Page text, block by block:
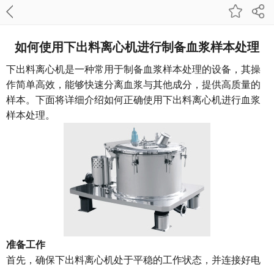
如何使用下出料离心机进行制备血浆样本处理
下出料离心机是一种常用于制备血浆样本处理的设备，其操
作简单高效，能够快速分离血浆与其他成分，提供高质量的
样本。下面将详细介绍如何正确使用下出料离心机进行血浆
样本处理。
准备工作
首先，确保下出料离心机处于平稳的工作状态，并连接好电